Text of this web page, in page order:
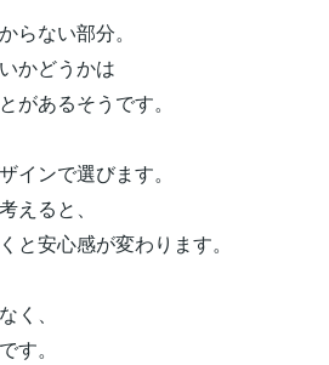
らない部分。
かどうかは
があるそうです。
インで選びます。
えると、
と安心感が変わります。
く、
す。